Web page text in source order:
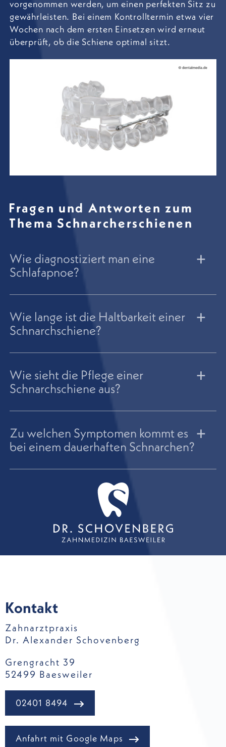
vorgenommen werden, um einen perfekten Sitz zu
gewährleisten. Bei einem Kontrolltermin etwa vier
Wochen nach dem ersten Einsetzen wird erneut
überprüft, ob die Schiene optimal sitzt.
Fragen und Antworten zum
Thema Schnarcher­schienen
Wie diagnostiziert man eine
Schlafapnoe?
Wie lange ist die Haltbarkeit einer
Schnarchschiene?
Wie sieht die Pflege einer
Schnarchschiene aus?
Zu welchen Symptomen kommt es
bei einem dauerhaften Schnarchen?
Kontakt
Zahnarztpraxis
Dr. Alexander Schovenberg
Grengracht 39
52499 Baesweiler
02401 8494
Anfahrt mit Google Maps